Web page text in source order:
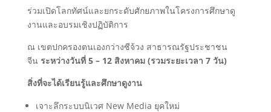
ร่วมเปิดโลกทัศน์และยกระดับศักยภาพในโครงการศึกษาดู
งานและอบรมเชิงปฏิบัติการ
ณ เขตปกครองตนเองกว่างซีจ้วง สาธารณรัฐประชาชน
จีน ระหว่างวันที่ 5 – 12 สิงหาคม (รวมระยะเวลา 7 วัน)
สิ่งที่จะได้เรียนรู้และศึกษาดูงาน
เจาะลึกระบบนิเวศ New Media ยุคใหม่